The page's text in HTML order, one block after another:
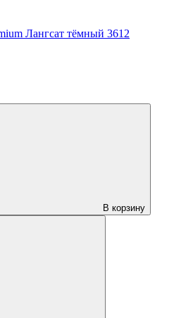
Лангсат тёмный 3612
В корзину